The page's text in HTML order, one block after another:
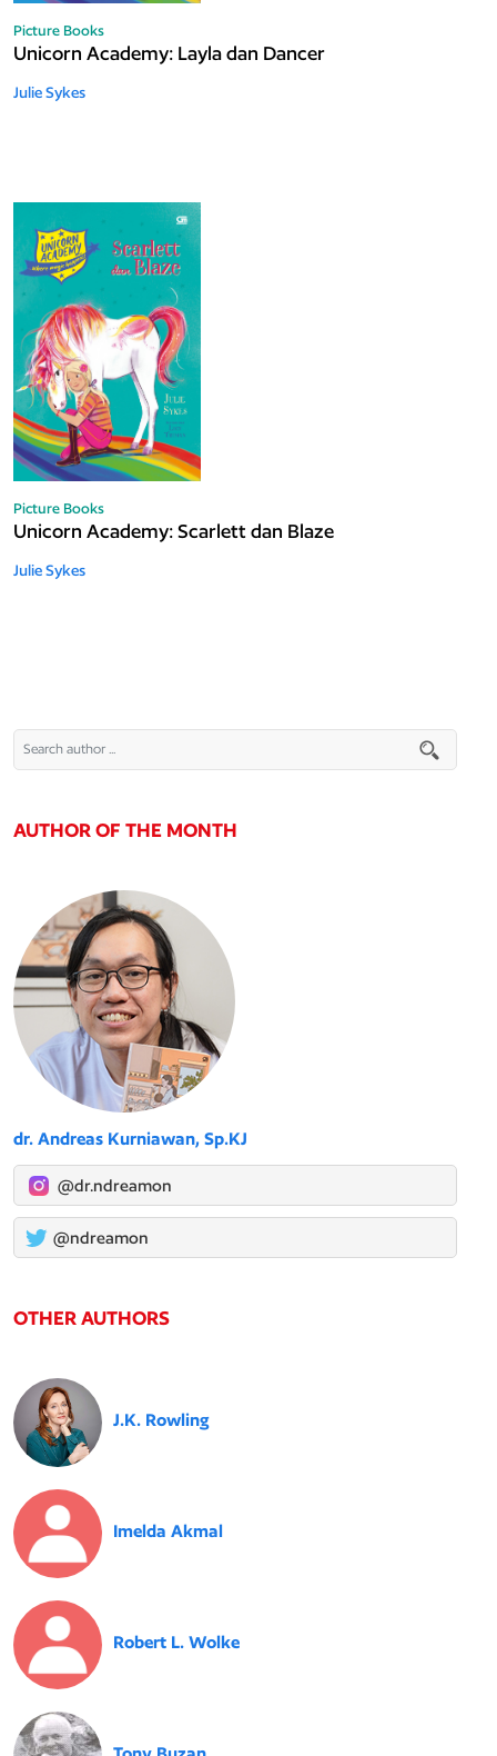
Picture Books
Unicorn Academy: Layla dan Dancer
Julie Sykes
Picture Books
Unicorn Academy: Scarlett dan Blaze
Julie Sykes
AUTHOR OF THE MONTH
dr. Andreas Kurniawan, Sp.KJ
@dr.ndreamon
@ndreamon
OTHER AUTHORS
J.K. Rowling
Imelda Akmal
Robert L. Wolke